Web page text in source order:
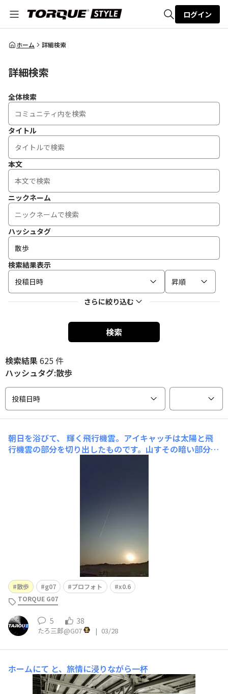
全体検索
ログイン
ホーム 詳細検索
詳細検索
全体検索
タイトル
本文
ニックネーム
ハッシュタグ
検索結果表示
投稿日時
昇順
さらに絞り込む
検索
検索結果625 件
ハッシュタグ:散歩
投稿日時
朝日を浴びて、 輝く飛行機雲。アイキャッチは太陽と飛
行機雲の部分を切り出したものです。山すその暗い部分に
散歩 g07 プロフォト
x0.6
TORQUE G07
5 38
たろ三郎@G07 | 03/28
ホームにて と、旅情に浸りながら一杯